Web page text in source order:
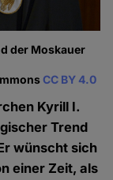
der Moskauer
CC BY 4.0
Kyrill I.
Trend
wünscht sich
einer Zeit, als